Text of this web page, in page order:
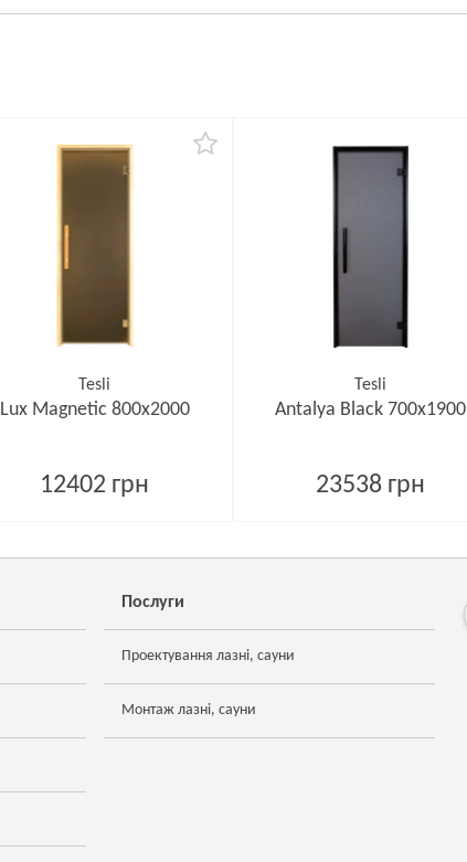
Tesli
Lux Magnetic 800х2000
12402 грн
Tesli
Antalya Black 700х1900
23538 грн
Послуги
Проектування лазні, сауни
Монтаж лазні, сауни